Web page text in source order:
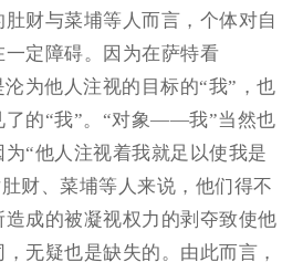
财与菜埔等人而言，个体对自
定障碍。因为在萨特看
为他人注视的目标的“我”，也
了的“我”。“对象——我”当然也
“他人注视着我就足以使我是
财、菜埔等人来说，他们得不
成的被凝视权力的剥夺致使他
无疑也是缺失的。由此而言，